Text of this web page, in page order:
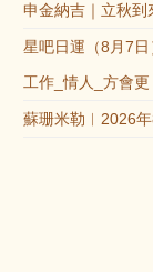
申金納吉｜立秋
星吧日運（8月7日
工作_情人_方會更
蘇珊米勒︱2026